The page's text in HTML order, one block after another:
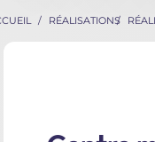
RÉALISATIONS